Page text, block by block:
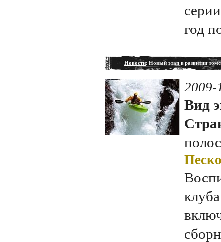
год
Новости: Новый этап в развитии
2009-
Вид